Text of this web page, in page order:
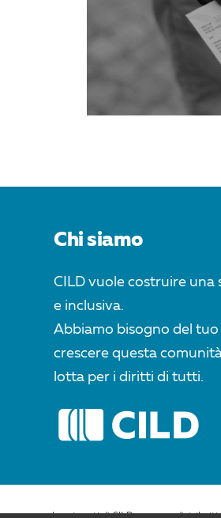
Chi siamo
CILD vuole costruire una
e inclusiva.
Abbiamo bisogno del
crescere questa
lotta per i diritti di tutti.